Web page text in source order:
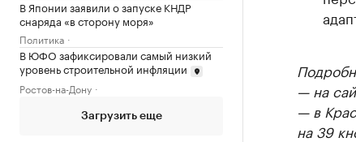
В Японии заявили о запуске КНДР
снаряда «в сторону моря»
Политика
В ЮФО зафиксировали самый низкий
уровень строительной инфляции
Ростов-на-Дону
Загрузить еще
— на
— в
на 39